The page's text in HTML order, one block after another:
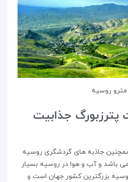
مترو روسیه
جذابیت
جاذبه های گردشگری روسیه
می باشد و آب و هوا در روسیه بسیار
بزرگترین کشور جهان است و